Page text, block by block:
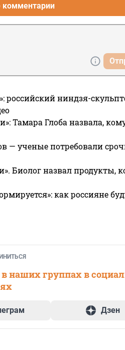
комментарии
российский ниндзя-
Тамара Глоба назвала,
— ученые потребовали
Биолог назвал продукты,
как россияне
наших группах в
Дзен